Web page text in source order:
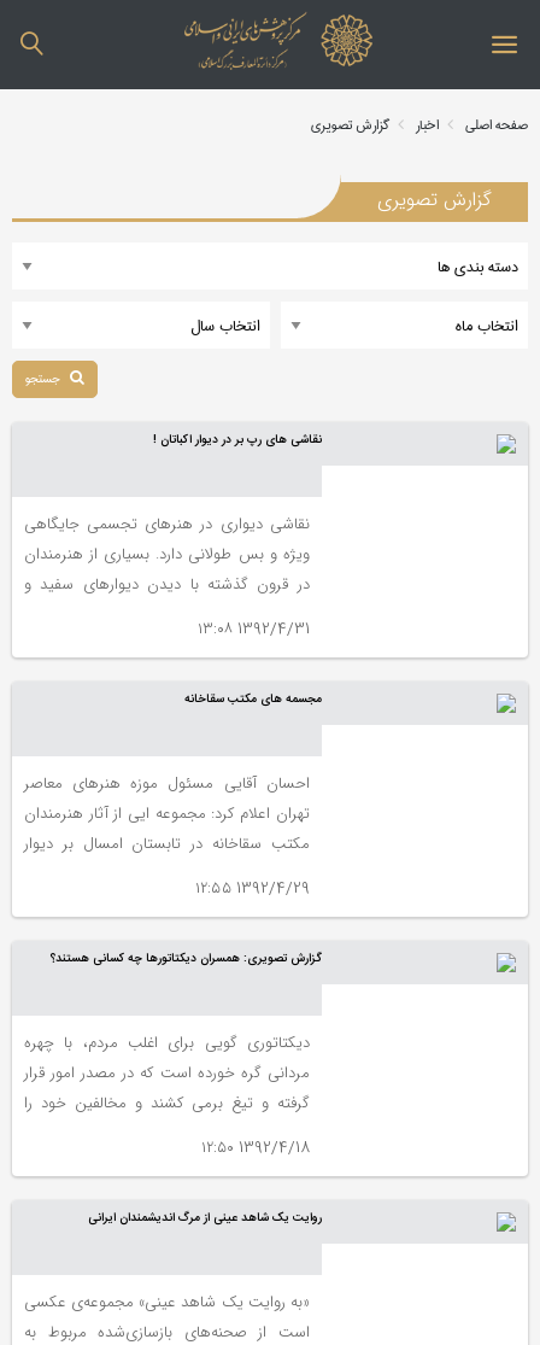
صفحه اصلی اخبار گزارش تصویری
گزارش تصویری
نقاشی های رپ بر در دیوار اکباتان !
نقاشی دیواری در هنرهای تجسمی جایگاهی
ویژه و بس طولانی دارد. بسیاری از هنرمندان
در قرون گذشته با دیدن دیوارهای سفید و
نام های فرسک یا مورال مشهور شده است
دست کشیده های خود را در غارهایی چون
لاسکو فرانسه و آلتامیرا واقع در اسپانیا برای ما
برجای گذاشته است.
1392/4/31 ۱۳:۰۸
مجسمه های مکتب سقاخانه
احسان آقایی مسئول موزه هنرهای معاصر
تهران اعلام کرد: مجموعه ایی از آثار هنرمندان
مکتب سقاخانه در تابستان امسال بر دیوار
مسعود عربشاهی .
1392/4/29 ۱۲:۵۵
گزارش تصویری: همسران دیکتاتورها چه کسانی هستند؟
دیکتاتوری گویی برای اغلب مردم، با چهره
مردانی گره خورده است که در مصدر امور قرار
گرفته و تیغ برمی کشند و مخالفین خود را
لابه لای سخنان و دل فریبی های آنان بیرون
کنند بی این که مانع مردم فریبی آنان شوند. در
1392/4/18 ۱۲:۵۰
روایت یک شاهد عینی از مرگ اندیشمندان ایرانی
«به روایت یک شاهد عینی» مجموعه‌ی عکسی
است از صحنه‌های بازسازی‌شده مربوط به